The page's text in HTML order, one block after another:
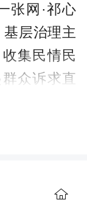
张网·祁心
层治理主
集民情民
众诉求直
台。